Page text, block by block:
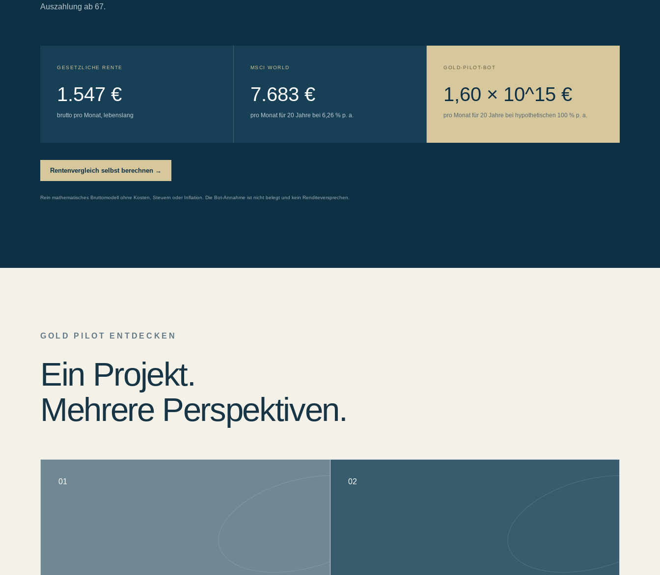
Auszahlung ab 67.
GESETZLICHE RENTE
1.547 €
brutto pro Monat, lebenslang
MSCI WORLD
7.683 €
pro Monat für 20 Jahre bei 6,26 % p. a.
GOLD-PILOT-BOT
1,60 × 10^15 €
pro Monat für 20 Jahre bei hypothetischen 100 % p. a.
Rentenvergleich selbst berechnen →
Rein mathematisches Bruttomodell ohne Kosten, Steuern oder Inflation. Die Bot-Annahme ist nicht belegt und kein Renditeversprechen.
GOLD PILOT ENTDECKEN
Ein Projekt.
Mehrere Perspektiven.
01 02